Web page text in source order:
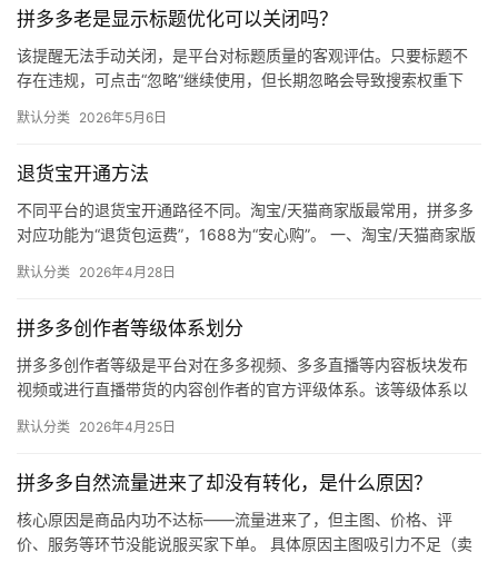
区
拼多多老是显示标题优化可以关闭吗？
该提醒无法手动关闭，是平台对标题质量的客观评估。只要标题不
存在违规，可点击“忽略”继续使用，但长期忽略会导致搜索权重下
默认分类 2026年5月6日
退货宝开通方法
不同平台的退货宝开通路径不同。淘宝/天猫商家版最常用，拼多多
对应功能为“退货包运费”，1688为“安心购”。 一、淘宝/天猫商家版
默认分类 2026年4月28日
拼多多创作者等级体系划分
拼多多创作者等级是平台对在多多视频、多多直播等内容板块发布
视频或进行直播带货的内容创作者的官方评级体系。该等级体系以
同等级…
默认分类 2026年4月25日
拼多多自然流量进来了却没有转化，是什么原因？
核心原因是商品内功不达标——流量进来了，但主图、价格、评
价、服务等环节没能说服买家下单。 具体原因主图吸引力不足（卖